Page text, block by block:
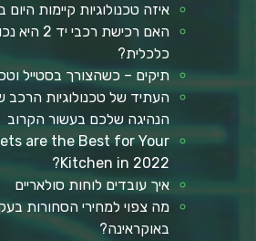
איזה טכנולוגיות קיימות
האם רכישת
כלכלית?
תיקים – כשהצורך בסטייל
העתיד של טכנולוגיות הרכב
הנהיגה שלכם בעשור הקרוב
are the Best for Your
Kitchen in 2022?
איך עובדים לוחות סולאריים
מה צפוי למחירי הסחורות
באוקראינה?